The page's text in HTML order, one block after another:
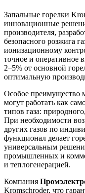
Запальные горелки
инновационные
производителя,
безопасного розжига
ионизационному
точное и оперативное
2–5% от основной
оптимальную
Особое преимущество
могут работать как
типов газа:
При необходимости
других газов по
функционал делает
универсальным
промышленных и
и теплогенерацией.
Компания
Kromschroder, что